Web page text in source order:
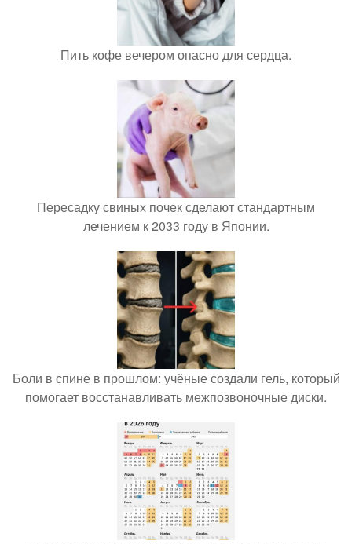
Пить кофе вечером опасно для сердца.
Пересадку свиных почек сделают стандартным
лечением к 2033 году в Японии.
Боли в спине в прошлом: учёные создали гель, который
помогает восстанавливать межпозвоночные диски.